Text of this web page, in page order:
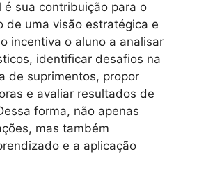
é sua contribuição para o
de uma visão estratégica e
incentiva o aluno a analisar
identificar desafios na
de suprimentos, propor
e avaliar resultados de
forma, não apenas
mas também
e a aplicação